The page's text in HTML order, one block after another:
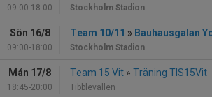
09:00-18:00 Stockholm Stadion
Sön 16/8
09:00-18:00
Team 10/11 » Bauhausgalan
Stockholm Stadion
Mån 17/8
18:45-20:00
Team 15 Vit » Träning TIS15Vit
Tibblevallen